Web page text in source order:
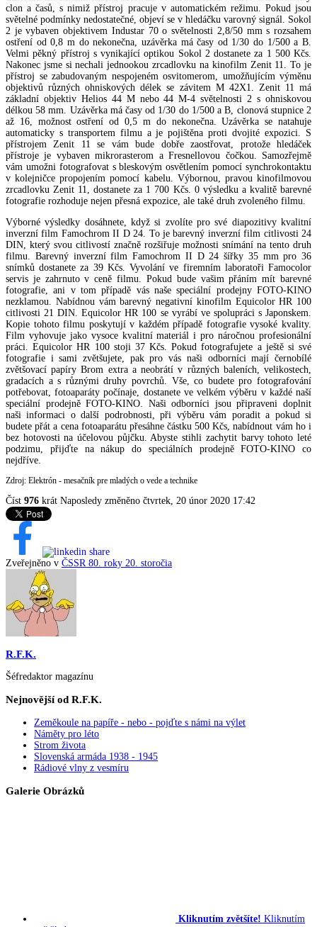
clon a časů, s nimiž přístroj pracuje v automatickém režimu. Pokud jsou
světelné podmínky nedostatečné, objeví se v hledáčku varovný signál. Sokol
2 je vybaven objektivem Industar 70 o světelnosti 2,8/50 mm s rozsahem
ostření od 0,8 m do nekonečna, uzávěrka má časy od 1/30 do 1/500 a B.
Velmi pěkný přístroj s vynikající optikou Sokol 2 dostanete za 1 500 Kčs.
Nakonec jsme si nechali jednookou zrcadlovku na kinofilm Zenit 11. To je
přístroj se zabudovaným nespojeném osvitomerom, umožňujícím výměnu
objektivů různých ohniskových délek se závitem M 42X1. Zenit 11 má
základní objektiv Helios 44 M nebo 44 M-4 světelnosti 2 s ohniskovou
délkou 58 mm. Uzávěrka má časy od 1/30 do 1/500 a B, clonová stupnice 2
až 16, možnost ostření od 0,5 m do nekonečna. Uzávěrka se natahuje
automaticky s transportem filmu a je pojištěna proti dvojité expozici. S
přístrojem Zenit 11 se vám bude dobře zaostřovat, protože hledáček
přístroje je vybaven mikrorasterom a Fresnellovou čočkou. Samozřejmě
vám umožni fotografovat s bleskovým osvětlením pomocí synchrokontaktu
v kolejničce propojením pomocí kabelu. Výbornou, pravou kinofilmovou
zrcadlovku Zenit 11, dostanete za 1 700 Kčs. 0 výsledku a kvalitě barevné
fotografie rozhoduje nejen přesná expozice, ale také druh zvoleného filmu.
Výborné výsledky dosáhnete, když si zvolíte pro své diapozitivy kvalitní
inverzní film Famochrom II D 24. To je barevný inverzní film citlivosti 24
DIN, který svou citlivostí značně rozšiřuje možnosti snímání na tento druh
filmu. Barevný inverzní film Famochrom II D 24 šířky 35 mm pro 36
snímků dostanete za 39 Kčs. Vyvolání ve firemním laboratoři Famocolor
servis je zahrnuto v ceně filmu. Pokud bude vašim přáním mít barevné
fotografie, ani v tom případě vás naše speciální prodejny FOTO-KINO
nezklamou. Nabídnou vám barevný negativní kinofilm Equicolor HR 100
citlivosti 21 DIN. Equicolor HR 100 se vyrábí ve spolupráci s Japonskem.
Kopie tohoto filmu poskytují v každém případě fotografie vysoké kvality.
Film vyhovuje jako vysoce kvalitní materiál i pro náročnou profesionální
práci. Equicolor HR 100 stoji 37 Kčs. Pokud fotografujete a ještě si své
fotografie i sami zvětšujete, pak pro vás naši odborníci mají černobílé
zvětšovací papíry Brom extra a neobrátí v různých baleních, velikostech,
gradacích a s různými druhy povrchů. Vše, co budete pro fotografování
potřebovat, fotoaparáty počínaje, dostanete ve velkém výběru v každé naší
speciální prodejně FOTO-KINO. Naši odborníci jsou připraveni doplnit
naši informaci o další podrobnosti, při výběru vám poradit a pokud si
budete přát a cena fotoaparátu přesáhne částku 500 Kčs, nabídnout vám ho i
bez hotovosti na účelovou půjčku. Abyste stihli zachytit barvy tohoto leté
podzimu, přijďte na nákup do speciálních prodejně FOTO-KINO co
nejdříve.
Zdroj: Elektrón - mesačník pre mladých o vede a technike
Číst 976 krát Naposledy změněno čtvrtek, 20 únor 2020 17:42
Zveřejněno v ČSSR 80. roky 20. storočia
R.F.K.
Šéfredaktor magazínu
Nejnovější od R.F.K.
Zeměkoule na papíře - nebo - pojďte s námi na výlet
Náměty pro léto
Strom života
Slovenská armáda 1938 - 1945
Rádiové vlny z vesmíru
Galerie Obrázků
Kliknutím zvětšíte! Kliknutím